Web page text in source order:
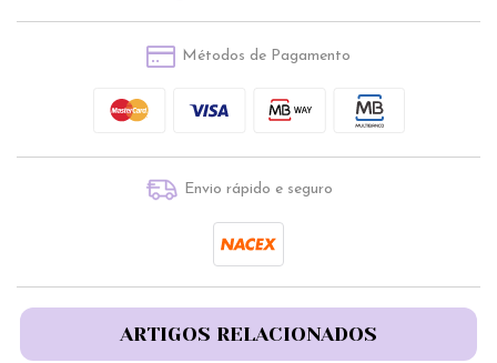
Métodos de Pagamento
Envio rápido e seguro
ARTIGOS RELACIONADOS